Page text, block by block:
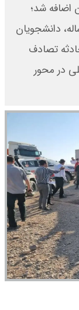
اضافه شد؛
۲۰ساله و زینب شعنی ۲۵ ساله، دانشجویان
تصادف
در محور